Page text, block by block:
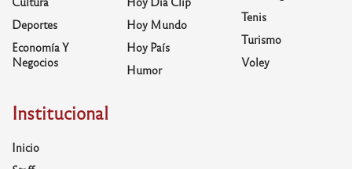
Deportes
Economía Y
Negocios
Hoy Mundo
Hoy País
Humor
Tenis
Turismo
Voley
Institucional
Inicio